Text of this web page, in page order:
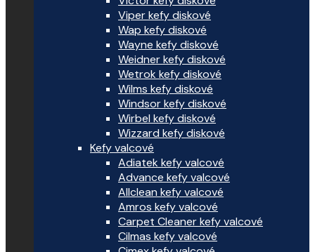
Viper kefy diskové
Wap kefy diskové
Wayne kefy diskové
Weidner kefy diskové
Wetrok kefy diskové
Wilms kefy diskové
Windsor kefy diskové
Wirbel kefy diskové
Wizzard kefy diskové
Kefy valcové
Adiatek kefy valcové
Advance kefy valcové
Allclean kefy valcové
Amros kefy valcové
Carpet Cleaner kefy valcové
Cilmas kefy valcové